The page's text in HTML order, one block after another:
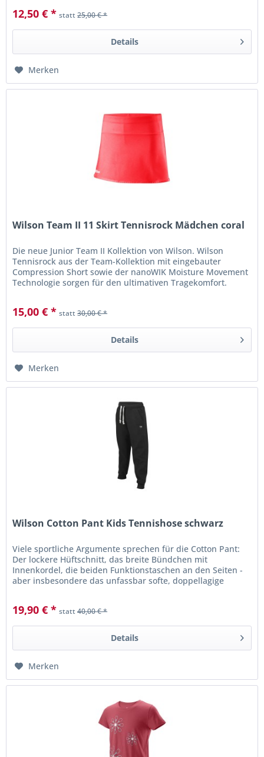
12,50 € * statt25,00 € *
Details
Merken
Wilson Team II 11 Skirt Tennisrock Mädchen coral
Die neue Junior Team II Kollektion von Wilson. Wilson
Tennisrock aus der Team-Kollektion mit eingebauter
Compression Short sowie der nanoWIK Moisture Movement
Technologie sorgen für den ultimativen Tragekomfort.
15,00 € * statt30,00 € *
Details
Merken
Wilson Cotton Pant Kids Tennishose schwarz
Viele sportliche Argumente sprechen für die Cotton Pant:
Der lockere Hüftschnitt, das breite Bündchen mit
Innenkordel, die beiden Funktionstaschen an den Seiten -
aber insbesondere das unfassbar softe, doppellagige
19,90 € * statt40,00 € *
Details
Merken